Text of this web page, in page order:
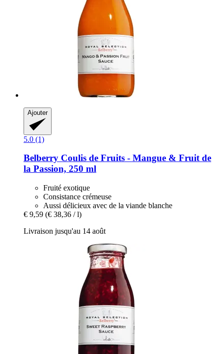
Ajouter
5.0 (1)
Belberry Coulis de Fruits -​ Mangue & Fruit de
la Passion, 250 ml
Fruité exotique
Consistance crémeuse
Aussi délicieux avec de la viande blanche
€ 9,59 (€ 38,36 / l)
Livraison jusqu'au 14 août